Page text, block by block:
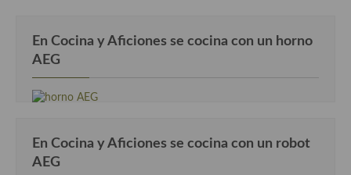
En Cocina y Aficiones se cocina con un horno
AEG
En Cocina y Aficiones se cocina con un robot
AEG